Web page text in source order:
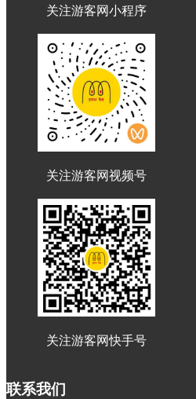
关注游客网小程序
关注游客网视频号
关注游客网快手号
联系我们